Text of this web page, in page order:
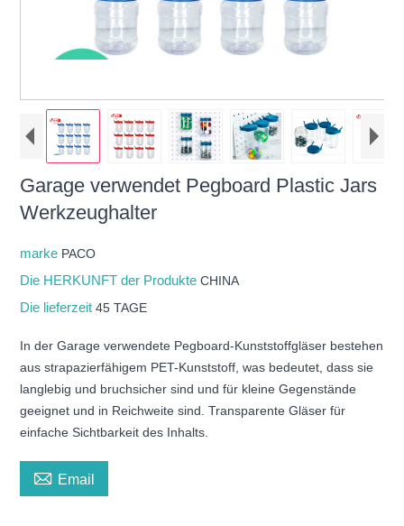
Garage verwendet Pegboard Plastic Jars
Werkzeughalter
marke PACO
Die HERKUNFT der ProdukteCHINA
Die lieferzeit45 TAGE
In der Garage verwendete Pegboard-Kunststoffgläser bestehen
aus strapazierfähigem PET-Kunststoff, was bedeutet, dass sie
langlebig und bruchsicher sind und für kleine Gegenstände
geeignet und in Reichweite sind. Transparente Gläser für
einfache Sichtbarkeit des Inhalts.
 Email